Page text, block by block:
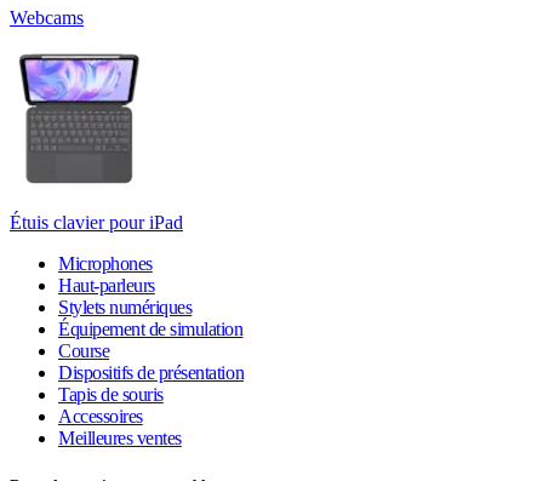
Webcams
Étuis clavier pour iPad
Microphones
Haut-parleurs
Stylets numériques
Équipement de simulation
Course
Dispositifs de présentation
Tapis de souris
Accessoires
Meilleures ventes